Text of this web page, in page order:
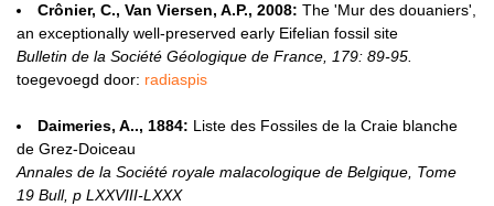
Crônier, C., Van Viersen, A.P., 2008: The 'Mur des douaniers',
an exceptionally well-preserved early Eifelian fossil site
Bulletin de la Société Géologique de France, 179: 89-95.
toegevoegd door: radiaspis
Daimeries, A.., 1884: Liste des Fossiles de la Craie blanche
de Grez-Doiceau
Annales de la Société royale malacologique de Belgique, Tome
19 Bull, p LXXVIII-LXXX